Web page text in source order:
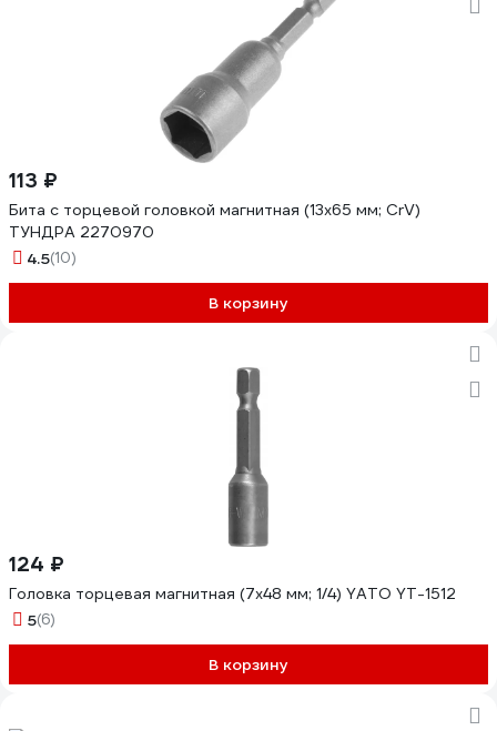
113 ₽
Бита с торцевой головкой магнитная (13х65 мм; CrV)
ТУНДРА 2270970
4.5(10)
В корзину
124 ₽
Головка торцевая магнитная (7х48 мм; 1/4) YATO YT-1512
5(6)
В корзину